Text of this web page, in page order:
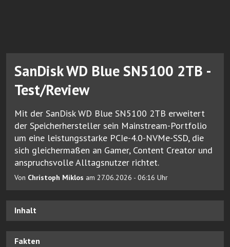
SanDisk WD Blue SN5100 2TB -
Test/Review
Mit der SanDisk WD Blue SN5100 2TB erweitert
der Speicherhersteller sein Mainstream-Portfolio
um eine leistungsstarke PCIe-4.0-NVMe-SSD, die
sich gleichermaßen an Gamer, Content Creator und
anspruchsvolle Alltagsnutzer richtet.
Von Christoph Miklos am 27.06.2026 - 06:16 Uhr
Inhalt
Fakten